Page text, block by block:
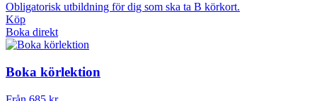
Obligatorisk utbildning för dig som ska ta B körkort.
Köp
Boka direkt
Boka körlektion